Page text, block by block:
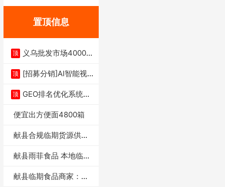
置顶信息
顶
义乌批发市场4000多
顶 [招募分销]AI智能视
顶 GEO排名优化系统+A
便宜出方便面4800箱
献县合规临期货源供货
献县雨菲食品 本地临期
献县临期食品商家：献